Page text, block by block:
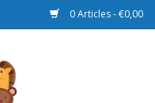
0 Articles - €0,00